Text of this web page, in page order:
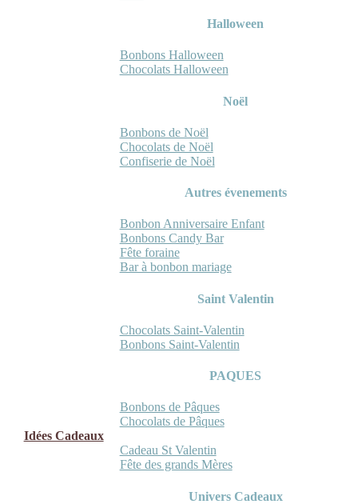
Halloween
Bonbons Halloween
Chocolats Halloween
Noël
Bonbons de Noël
Chocolats de Noël
Confiserie de Noël
Autres évenements
Bonbon Anniversaire Enfant
Bonbons Candy Bar
Fête foraine
Bar à bonbon mariage
Saint Valentin
Chocolats Saint-Valentin
Bonbons Saint-Valentin
PAQUES
Bonbons de Pâques
Chocolats de Pâques
Idées Cadeaux
Cadeau St Valentin
Fête des grands Mères
Univers Cadeaux